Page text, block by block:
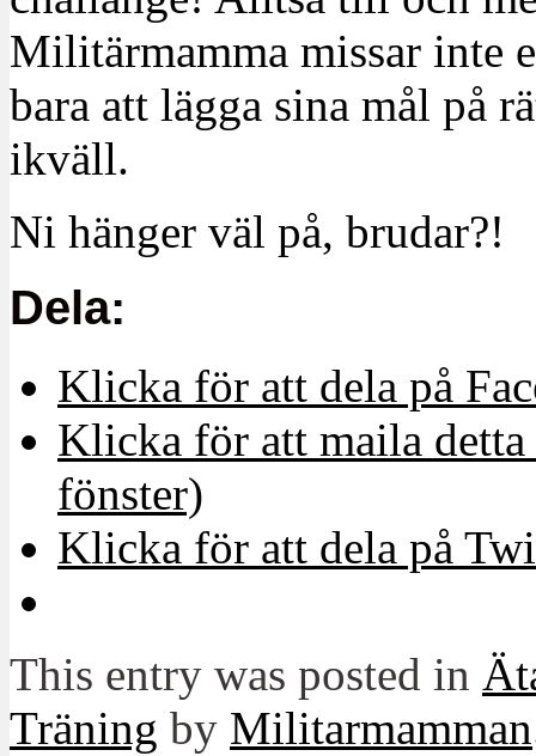
Militärmamma missar inte
bara att lägga sina mål på
ikväll.
Ni hänger väl på, brudar?!
Dela:
Klicka för att dela på
Klicka för att maila
fönster)
Klicka för att dela på
This entry was posted in
Träning by Militarmamman